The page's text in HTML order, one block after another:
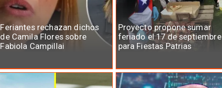
Feriantes rechazan dichos
de Camila Flores sobre
Fabiola Campillai
Proyecto propone sumar
feriado el 17 de septiembre
para Fiestas Patrias